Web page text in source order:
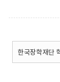
한국장학재단